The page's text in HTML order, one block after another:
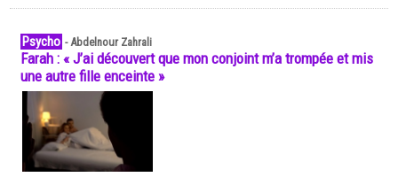
Psycho -Abdelnour Zahrali
Farah : « J’ai découvert que mon conjoint m’a trompée et mis
une autre fille enceinte »